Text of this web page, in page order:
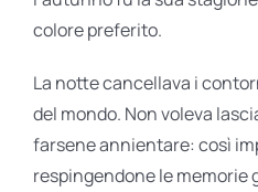
colore preferito.
La notte cancellava i
del mondo. Non voleva
farsene annientare: così
respingendone le memorie